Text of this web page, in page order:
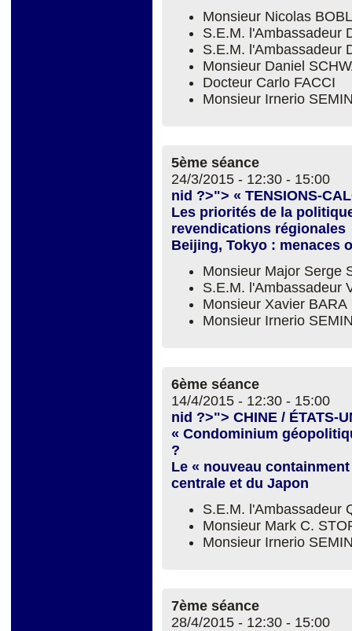
Monsieur Nicolas
S.E.M. l'Ambassadeur
S.E.M. l'Ambassadeur
Monsieur Daniel
Docteur Carlo FACCI
Monsieur Irnerio
5ème séance
24/3/2015 - 12:30 - 15:00
nid ?>"> « TENSIONS-
Les priorités de la
revendications régionales
Beijing, Tokyo : menaces
Monsieur Major Serge
S.E.M. l'Ambassadeur
Monsieur Xavier BARA
Monsieur Irnerio
6ème séance
14/4/2015 - 12:30 - 15:00
nid ?>"> CHINE / ÉTATS-
« Condominium
?
Le « nouveau
centrale et du Japon
S.E.M. l'Ambassadeur
Monsieur Mark C.
Monsieur Irnerio
7ème séance
28/4/2015 - 12:30 - 15:00